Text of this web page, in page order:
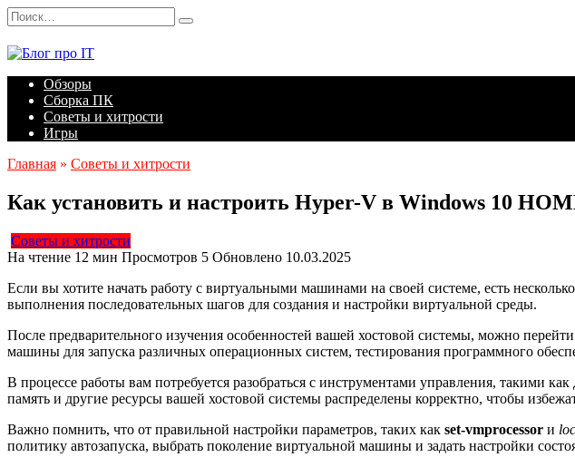
Перейти
к
содержанию
Search
for:
Обзоры
Сборка ПК
Советы и хитрости
Игры
Главная » Советы и хитрости
Как установить и настроить Hyper-V в Windows 10
Советы и хитрости
На чтение 12 мин Просмотров 5 Обновлено 10.03.2025
Если вы хотите начать работу с виртуальными машинами на своей системе, есть
выполнения последовательных шагов для создания и настройки виртуальной среды.
После предварительного изучения особенностей вашей хостовой системы, можно
машины для запуска различных операционных систем, тестирования программного
В процессе работы вам потребуется разобраться с инструментами управления, такими
память и другие ресурсы вашей хостовой системы распределены корректно, чтобы
Важно помнить, что от правильной настройки параметров, таких как set-vmprocessor и
политику автозапуска, выбрать поколение виртуальной машины и задать настройки